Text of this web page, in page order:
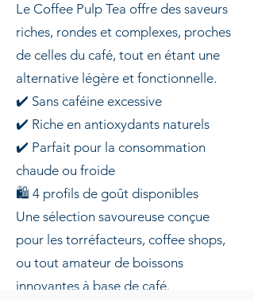
Le Coffee Pulp Tea offre des saveurs
riches, rondes et complexes, proches
de celles du café, tout en étant une
alternative légère et fonctionnelle.
✔️ Sans caféine excessive
✔️ Riche en antioxydants naturels
✔️ Parfait pour la consommation
chaude ou froide
🛍️ 4 profils de goût disponibles
Une sélection savoureuse conçue
pour les torréfacteurs, coffee shops,
ou tout amateur de boissons
innovantes à base de café.